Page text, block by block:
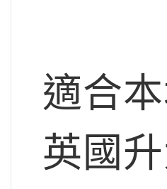
適合
英國